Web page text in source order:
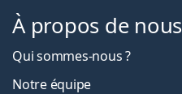
À propos de nous
Qui sommes-nous ?
Notre équipe